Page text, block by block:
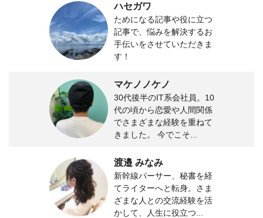
ハセガワ
ためになる記事や役に立つ
記事で、悩みを解決するお
手伝いをさせていただきま
す！
マケノノケノ
30代後半のIT系会社員。10
代の頃から恋愛や人間関係
でさまざまな経験を重ねて
きました。 今でこそ...
渡邉 みなみ
新幹線パーサー、秘書を経
てライターへと転身。さま
ざまな人との交流経験を活
かして、人生に役立つ...